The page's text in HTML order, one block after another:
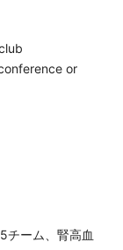
or
チーム、腎高血